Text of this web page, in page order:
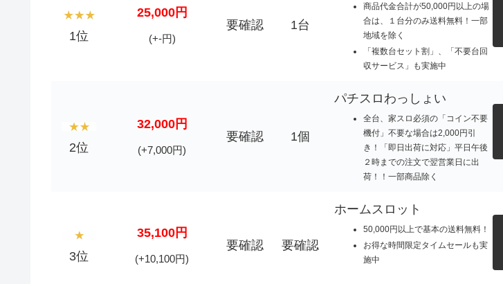
1位
25,000円
(+-円)
要確認 1台
商品代金合計が50,000円以上の場
合は、１台分のみ送料無料！一部
地域を除く
「複数台セット割」、「不要台回
収サービス」も実施中
2位
32,000円
(+7,000円)
要確認 1個
パチスロわっしょい
全台、家スロ必須の「コイン不要
機付」不要な場合は2,000円引
き！「即日出荷に対応」平日午後
２時までの注文で翌営業日に出
荷！！一部商品除く
3位
35,100円
(+10,100円)
要確認 要確認
ホームスロット
50,000円以上で基本の送料無料！
お得な時間限定タイムセールも実
施中